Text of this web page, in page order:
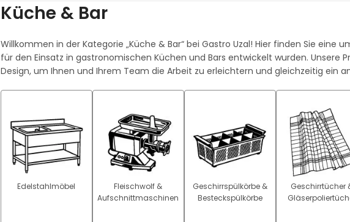
Küche & Bar
Willkommen in der Kategorie „Küche & Bar“ bei Gastro Uzal! Hier finden Sie eine
für den Einsatz in gastronomischen Küchen und Bars entwickelt wurden. Unsere
Design, um Ihnen und Ihrem Team die Arbeit zu erleichtern und gleichzeitig ein
Edelstahlmöbel
Fleischwolf &
Aufschnittmaschinen
Geschirrspülkörbe &
Besteckspülkörbe
Geschirrtücher